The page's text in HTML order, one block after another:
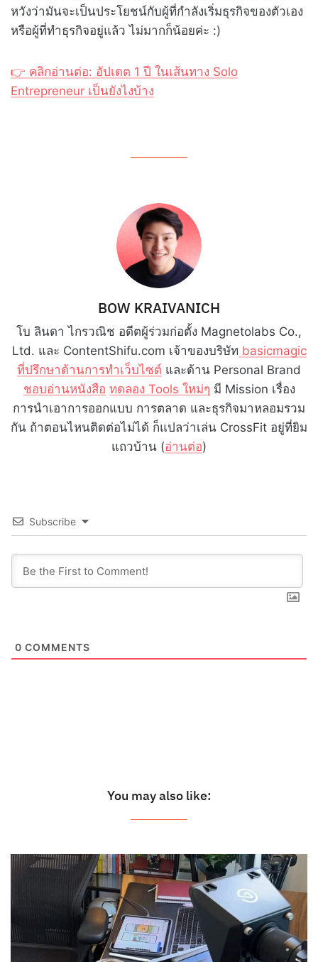
หวังว่ามันจะเป็นประโยชน์กับผู้ที่กำลังเริ่มธุรกิจของตัวเอง
หรือผู้ที่ทำธุรกิจอยู่แล้ว ไม่มากก็น้อยค่ะ :)
👉 คลิกอ่านต่อ: อัปเดต 1 ปี ในเส้นทาง Solo
Entrepreneur เป็นยังไงบ้าง
BOW KRAIVANICH
โบ ลินดา ไกรวณิช อดีตผู้ร่วมก่อตั้ง Magnetolabs Co.,
Ltd. และ ContentShifu.com เจ้าของบริษัท basicmagic
ที่ปรึกษาด้านการทำเว็บไซต์ และด้าน Personal Brand
ชอบอ่านหนังสือ ทดลอง Tools ใหม่ๆ มี Mission เรื่อง
การนำเอาการออกแบบ การตลาด และธุรกิจมาหลอมรวม
กัน ถ้าตอนไหนติดต่อไม่ได้ ก็แปลว่าเล่น CrossFit อยู่ที่ยิม
แถวบ้าน (อ่านต่อ)
Subscribe
0 COMMENTS
You may also like: